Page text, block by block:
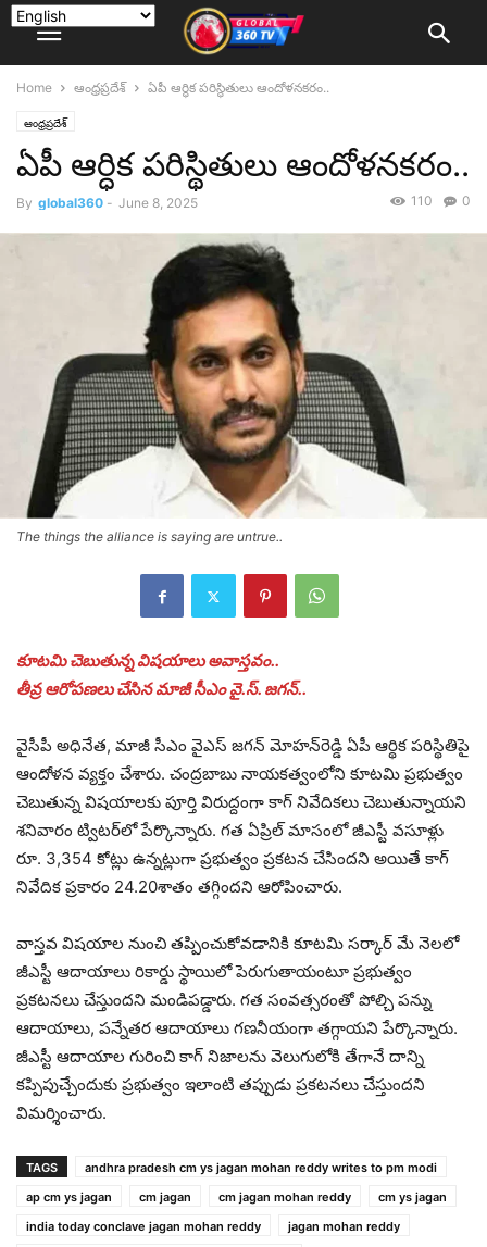
Home ఆంధ్రప్రదేశ్ ఏపీ ఆర్ధిక పరిస్థితులు ఆందోళనకరం..
ఆంధ్రప్రదేశ్
ఏపీ ఆర్ధిక పరిస్థితులు ఆందోళనకరం..
By global360 - June 8, 2025 0
110
The things the alliance is saying are untrue..
కూటమి చెబుతున్న విషయాలు అవాస్తవం..
తీవ్ర ఆరోపణలు చేసిన మాజీ సీఎం వై.స్. జగన్..
వైసీపీ అధినేత, మాజీ సీఎం వైఎస్‌ జగన్‌ మోహన్‌రెడ్డి ఏపీ ఆర్థిక పరిస్థితిపై
ఆందోళన వ్యక్తం చేశారు. చంద్రబాబు నాయకత్వంలోని కూటమి ప్రభుత్వం
చెబుతున్న విషయాలకు పూర్తి విరుద్దంగా కాగ్‌ నివేదికలు చెబుతున్నాయని
శనివారం ట్విటర్‌లో పేర్కొన్నారు. గత ఏప్రిల్‌ మాసంలో జీఎస్టీ వసూళ్లు
రూ. 3,354 కోట్లు ఉన్నట్లుగా ప్రభుత్వం ప్రకటన చేసిందని అయితే కాగ్‌
నివేదిక ప్రకారం 24.20శాతం తగ్గిందని ఆరోపించారు.
వాస్తవ విషయాల నుంచి తప్పించుకోవడానికి కూటమి సర్కార్‌ మే నెలలో
జీఎస్టీ ఆదాయాలు రికార్డు స్థాయిలో పెరుగుతాయంటూ ప్రభుత్వం
ప్రకటనలు చేస్తుందని మండిపడ్డారు. గత సంవత్సరంతో పోల్చి పన్ను
ఆదాయాలు, పన్నేతర ఆదాయాలు గణనీయంగా తగ్గాయని పేర్కొన్నారు.
జీఎస్టీ ఆదాయాల గురించి కాగ్‌ నిజాలను వెలుగులోకి తేగానే దాన్ని
కప్పిపుచ్చేందుకు ప్రభుత్వం ఇలాంటి తప్పుడు ప్రకటనలు చేస్తుందని
విమర్శించారు.
TAGS
andhra pradesh cm ys jagan mohan reddy writes to pm modi
ap cm ys jagan
cm jagan cm jagan mohan reddy
cm ys jagan
india today conclave jagan mohan reddy
jagan mohan reddy